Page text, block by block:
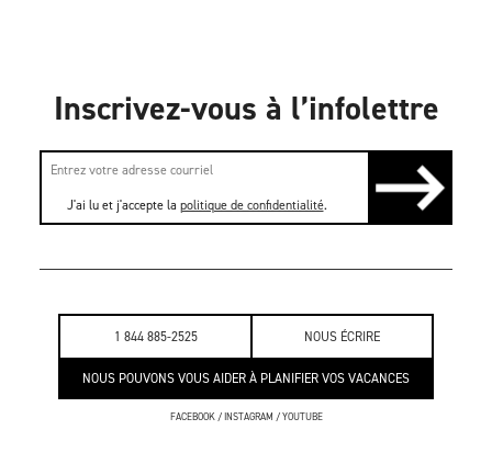
1 844 885-2525 NOUS ÉCRIRE
NOUS POUVONS VOUS AIDER À PLANIFIER VOS VACANCES
FACEBOOK/INSTAGRAM /YOUTUBE
Inscrivez-vous à l’infolettre
J'ai lu et j'accepte la politique de confidentialité.